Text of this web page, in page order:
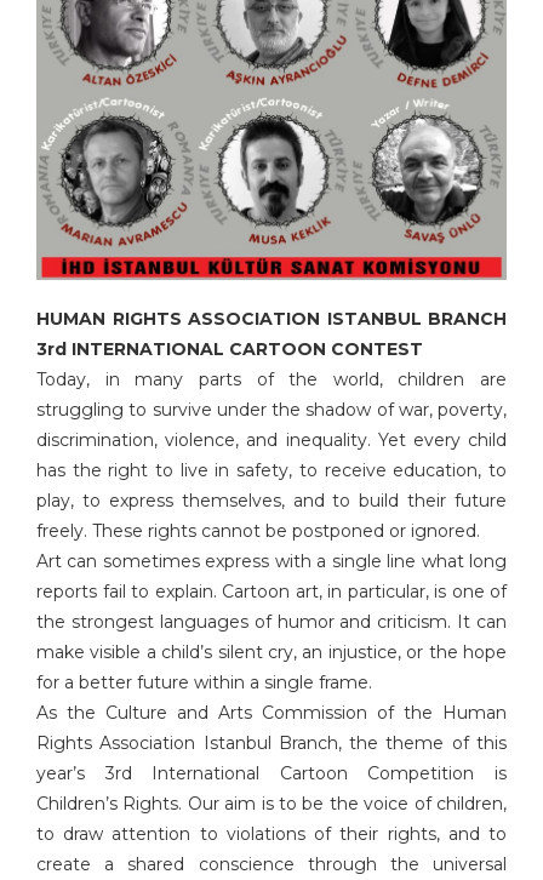
HUMAN RIGHTS ASSOCIATION ISTANBUL BRANCH
3rd INTERNATIONAL CARTOON CONTEST
Today, in many parts of the world, children are
struggling to survive under the shadow of war, poverty,
discrimination, violence, and inequality. Yet every child
has the right to live in safety, to receive education, to
play, to express themselves, and to build their future
freely. These rights cannot be postponed or ignored.
Art can sometimes express with a single line what long
reports fail to explain. Cartoon art, in particular, is one of
the strongest languages of humor and criticism. It can
make visible a child’s silent cry, an injustice, or the hope
for a better future within a single frame.
As the Culture and Arts Commission of the Human
Rights Association Istanbul Branch, the theme of this
year’s 3rd International Cartoon Competition is
Children’s Rights. Our aim is to be the voice of children,
to draw attention to violations of their rights, and to
create a shared conscience through the universal